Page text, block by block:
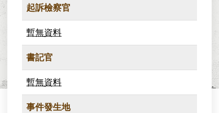
起訴檢察官
暫無資料
書記官
暫無資料
事件發生地